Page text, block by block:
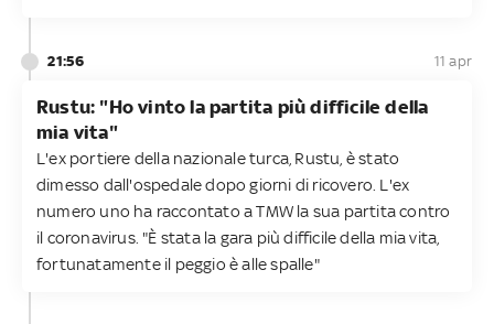
21:56 11 apr
Rustu: "Ho vinto la partita più difficile della
mia vita"
L'ex portiere della nazionale turca, Rustu, è stato
dimesso dall'ospedale dopo giorni di ricovero. L'ex
numero uno ha raccontato a TMW la sua partita contro
il coronavirus. "È stata la gara più difficile della mia vita,
fortunatamente il peggio è alle spalle"